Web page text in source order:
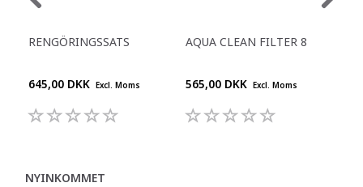
RENGÖRINGSSATS
645,00 DKK Excl. Moms
AQUA CLEAN FILTER 8
565,00 DKK Excl. Moms
NYINKOMMET